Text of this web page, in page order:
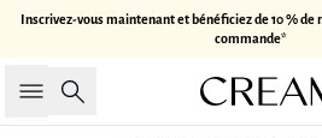
Inscrivez-vous maintenant et bénéficiez de 10 %
commande*
Rechercher